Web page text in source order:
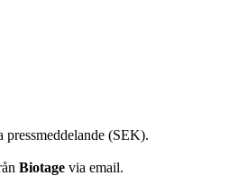
(SEK).
Biotage via email.